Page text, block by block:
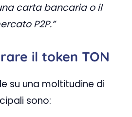
carta bancaria o il
P2P.”
il token TON
su una moltitudine di
sono: